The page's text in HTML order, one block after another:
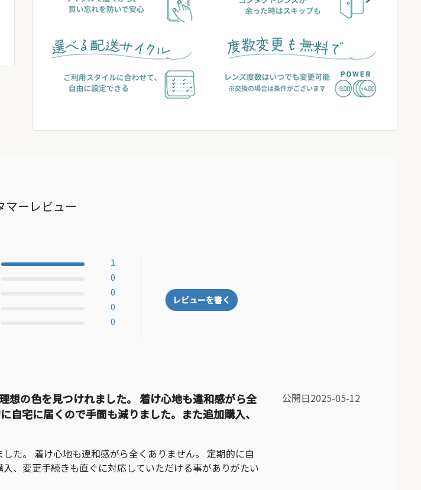
キャンセル
マーレビュー
1
0
0
0
0
レビューを書く
想の色を見つけれました。 着け心地も違和感がら全
自宅に届くので手間も減りました。また追加購入、
た。 着け心地も違和感がら全くありません。 定期的に自
、変更手続きも直ぐに対応していただける事がありがたい
公開日2025-05-12